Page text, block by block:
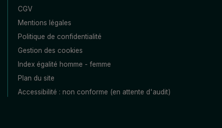
CGV
Mentions légales
Politique de confidentialité
Gestion des cookies
Index égalité homme - femme
Plan du site
Accessibilité : non conforme (en attente d'audit)